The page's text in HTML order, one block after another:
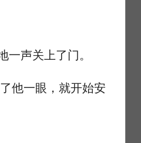
声关上了门。
他一眼，就开始安